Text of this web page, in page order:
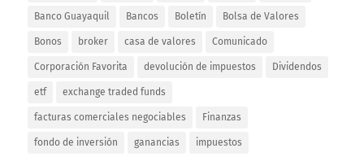
Banco Guayaquil Bancos Boletín Bolsa de Valores
Bonos broker casa de valores Comunicado
Corporación Favorita devolución de impuestos Dividendos
etf exchange traded funds
facturas comerciales negociables Finanzas
fondo de inversión ganancias impuestos